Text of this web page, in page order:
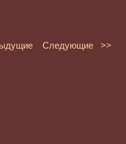
Следующие >>